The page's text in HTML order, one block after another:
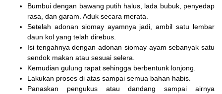
Bumbui dengan bawang putih halus, lada bubuk, penyedap
rasa, dan garam. Aduk secara merata.
Setelah adonan siomay ayamnya jadi, ambil satu lembar
daun kol yang telah direbus.
Isi tengahnya dengan adonan siomay ayam sebanyak satu
sendok makan atau sesuai selera.
Kemudian gulung rapat sehingga berbentunk lonjong.
Lakukan proses di atas sampai semua bahan habis.
Panaskan pengukus atau dandang sampai airnya